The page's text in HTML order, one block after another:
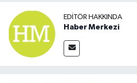
EDITÖR HAKKINDA
Haber Merkezi